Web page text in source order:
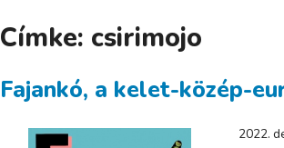
Címke: csirimojo
Fajankó, a kelet-közép-
2022.